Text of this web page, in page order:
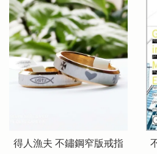
得人漁夫 不鏽鋼窄版戒指